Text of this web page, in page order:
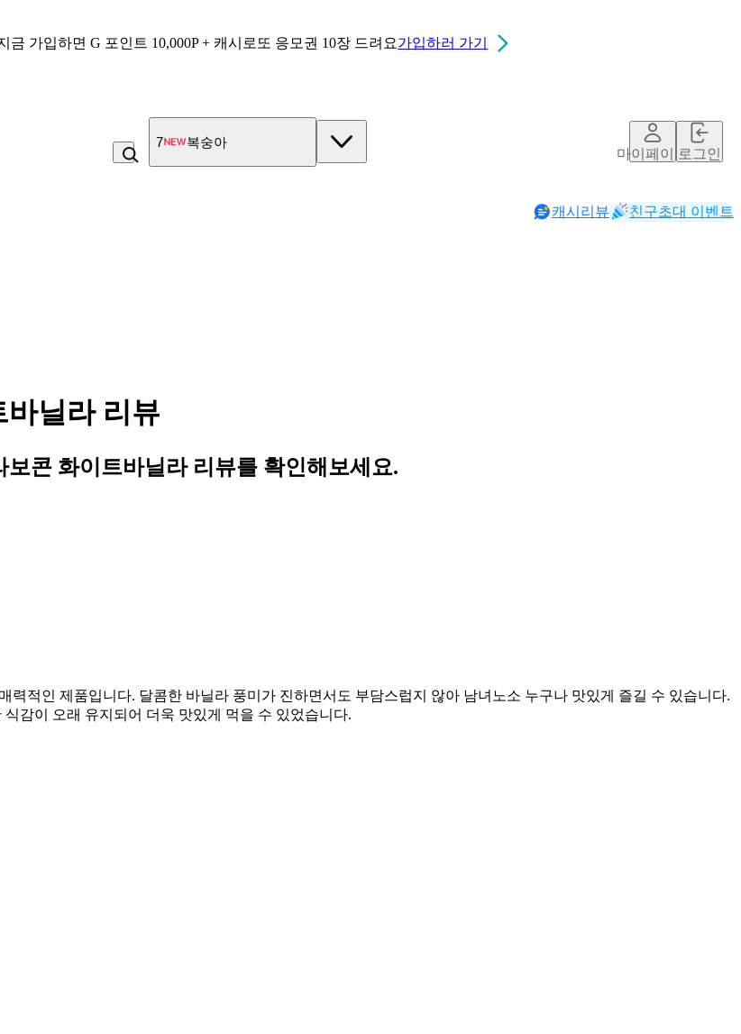
금 가입하면 G 포인트 10,000P + 캐시로또 응모권 10장 드려요가입하러 가기
7 복숭아
마이페이지로그인
캐시리뷰 친구초대 이벤트
닐라 리뷰
콘 화이트바닐라 리뷰를 확인해보세요.
적인 제품입니다. 달콤한 바닐라 풍미가 진하면서도 부담스럽지 않아 남녀노소 누구나 맛있게 즐길 수 있습니다.
감이 오래 유지되어 더욱 맛있게 먹을 수 있었습니다.